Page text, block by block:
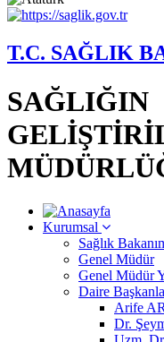
T.C. SAĞLIK
SAĞLIĞIN
Kurumsal
Sağlık
Genel Müdür
Genel Müdür
Daire
Arife
Dr.